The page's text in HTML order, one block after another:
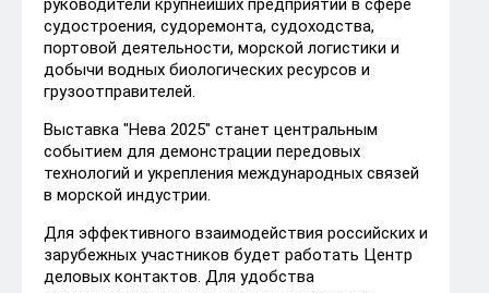
руководители крупнейших предприятий в сфере
судостроения, судоремонта, судоходства,
портовой деятельности, морской логистики и
добычи водных биологических ресурсов и
грузоотправителей.
Выставка "Нева 2025" станет центральным
событием для демонстрации передовых
технологий и укрепления международных связей
в морской индустрии.
Для эффективного взаимодействия российских и
зарубежных участников будет работать Центр
деловых контактов. Для удобства